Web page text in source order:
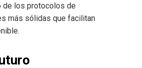
de los protocolos de
más sólidas que facilitan